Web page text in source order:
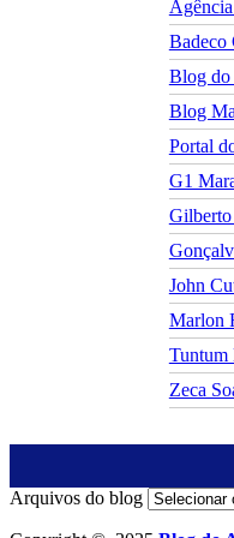
Badeco
Blog
Blog
Portal
G1
John
Marlon
Tuntum
Zeca
Arquivos do blog